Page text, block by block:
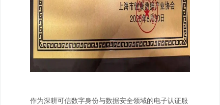
作为深耕可信数字身份与数据安全领域的电子认证服